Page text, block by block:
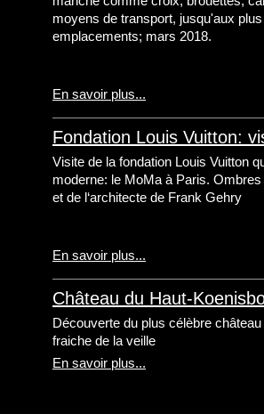
moyens de transport, jusqu'aux
emplacements; mars 2018.
En savoir plus...
Fondation Louis Vuitton:
Visite de la fondation Louis Vuitton
moderne: le MoMa à Paris.
et de l‘architecte de Frank Gehry
En savoir plus...
Château du Haut-
Découverte du plus célèbre
fraiche de la veille
En savoir plus...